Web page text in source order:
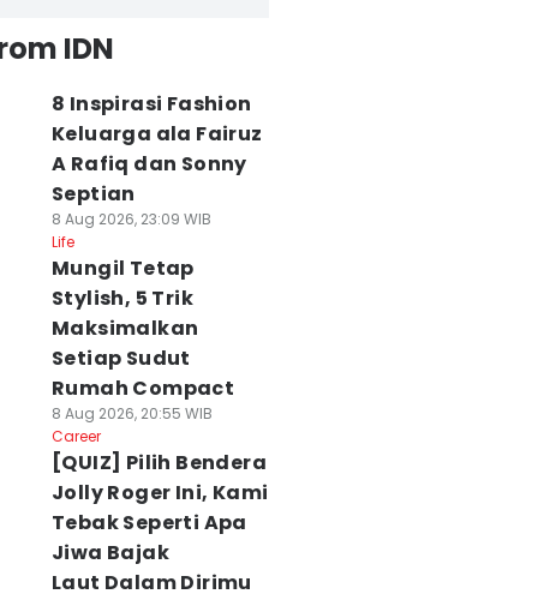
IDN
8 Inspirasi Fashion
Keluarga ala Fairuz
A Rafiq dan Sonny
Septian
8 Aug 2026, 23:09 WIB
Life
Mungil Tetap
Stylish, 5 Trik
Maksimalkan
Setiap Sudut
Rumah Compact
8 Aug 2026, 20:55 WIB
Career
[QUIZ] Pilih Bendera
Jolly Roger Ini, Kami
Tebak Seperti Apa
Jiwa Bajak
Laut Dalam Dirimu